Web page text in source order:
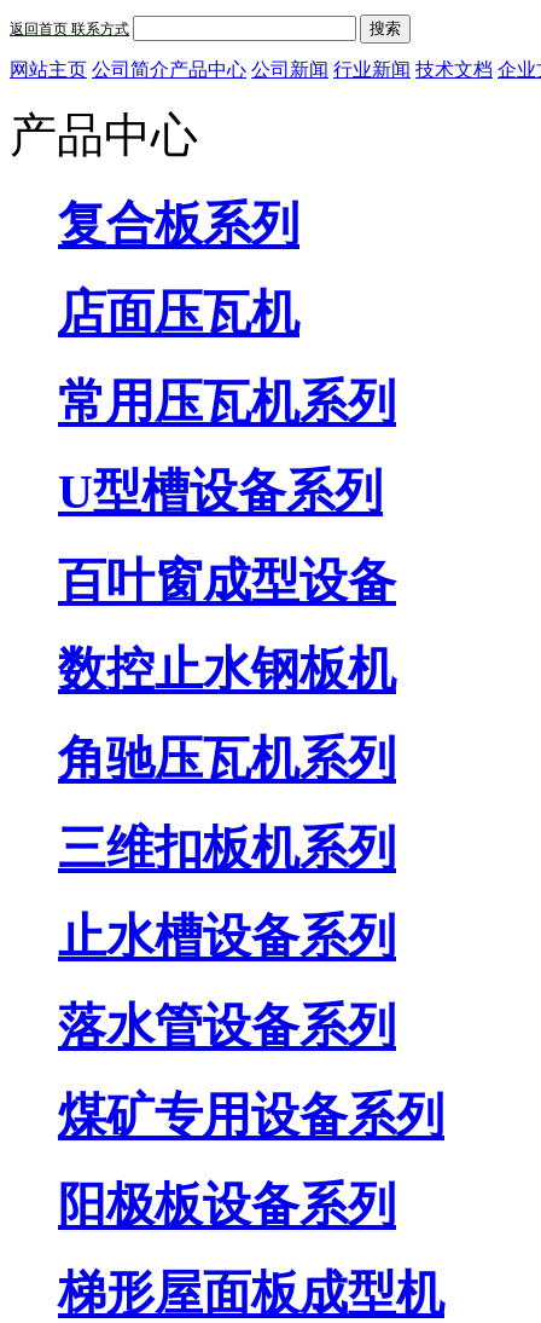
返回首页 联系方式 搜索
网站主页 公司简介产品中心 公司新闻 行业新闻 技术文档 企业
产品中心
复合板系列
店面压瓦机
常用压瓦机系列
U型槽设备系列
百叶窗成型设备
数控止水钢板机
角驰压瓦机系列
三维扣板机系列
止水槽设备系列
落水管设备系列
煤矿专用设备系列
阳极板设备系列
梯形屋面板成型机